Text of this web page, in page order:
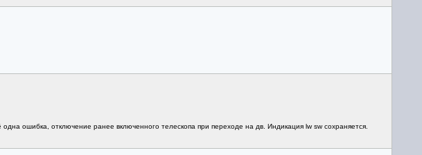
ошибка, отключение ранее включенного телескопа при переходе на дв. Индикация lw sw сохраняется.